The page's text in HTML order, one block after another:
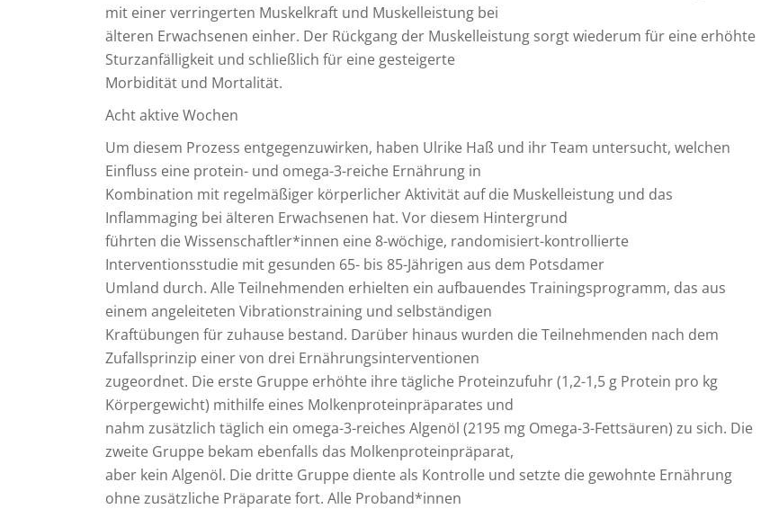
mit einer verringerten Muskelkraft und Muskelleistung bei
älteren Erwachsenen einher. Der Rückgang der Muskelleistung sorgt wiederum für eine erhöhte
Sturzanfälligkeit und schließlich für eine gesteigerte
Morbidität und Mortalität.
Acht aktive Wochen
Um diesem Prozess entgegenzuwirken, haben Ulrike Haß und ihr Team untersucht, welchen
Einfluss eine protein- und omega-3-reiche Ernährung in
Kombination mit regelmäßiger körperlicher Aktivität auf die Muskelleistung und das
Inflammaging bei älteren Erwachsenen hat. Vor diesem Hintergrund
führten die Wissenschaftler*innen eine 8-wöchige, randomisiert-kontrollierte
Interventionsstudie mit gesunden 65- bis 85-Jährigen aus dem Potsdamer
Umland durch. Alle Teilnehmenden erhielten ein aufbauendes Trainingsprogramm, das aus
einem angeleiteten Vibrationstraining und selbständigen
Kraftübungen für zuhause bestand. Darüber hinaus wurden die Teilnehmenden nach dem
Zufallsprinzip einer von drei Ernährungsinterventionen
zugeordnet. Die erste Gruppe erhöhte ihre tägliche Proteinzufuhr (1,2-1,5 g Protein pro kg
Körpergewicht) mithilfe eines Molkenproteinpräparates und
nahm zusätzlich täglich ein omega-3-reiches Algenöl (2195 mg Omega-3-Fettsäuren) zu sich. Die
zweite Gruppe bekam ebenfalls das Molkenproteinpräparat,
aber kein Algenöl. Die dritte Gruppe diente als Kontrolle und setzte die gewohnte Ernährung
ohne zusätzliche Präparate fort. Alle Proband*innen